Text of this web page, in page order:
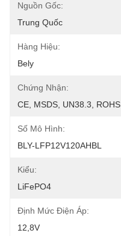
Nguồn Gốc:
Trung Quốc
Hàng Hiệu:
Bely
Chứng Nhận:
CE, MSDS, UN38.3, ROHS
Số Mô Hình:
BLY-LFP12V120AHBL
Kiểu:
LiFePO4
Định Mức Điện Áp:
12,8V